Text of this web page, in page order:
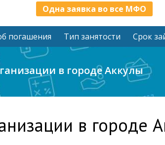
Одна заявка во все МФО
погашения Тип занятости Срок
в городе Аккулы
в городе